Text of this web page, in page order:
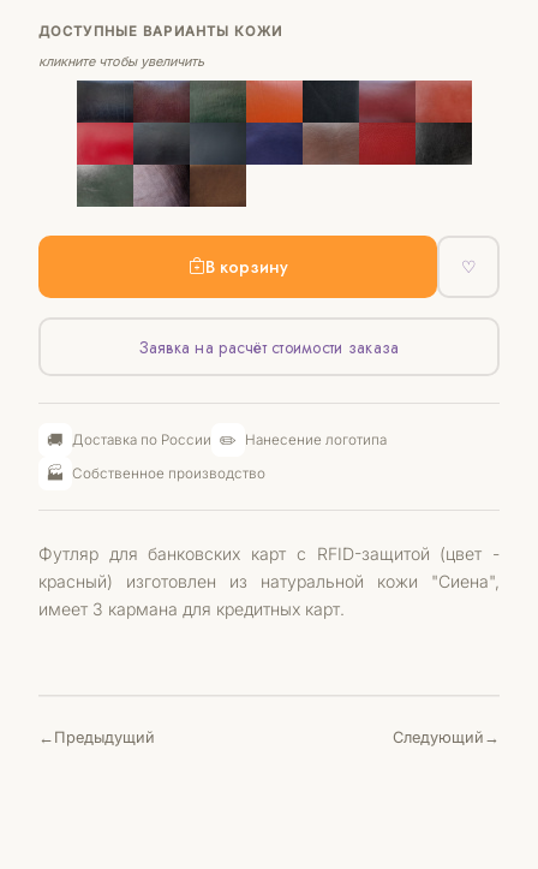
ДОСТУПНЫЕ ВАРИАНТЫ КОЖИ
кликните чтобы увеличить
В корзину ♡
Заявка на расчёт стоимости заказа
🚚 Доставка по России ✏️ Нанесение логотипа
🏭 Собственное производство
Футляр для банковских карт с RFID-защитой (цвет -
красный) изготовлен из натуральной кожи "Сиена",
имеет 3 кармана для кредитных карт.
Предыдущий Следующий